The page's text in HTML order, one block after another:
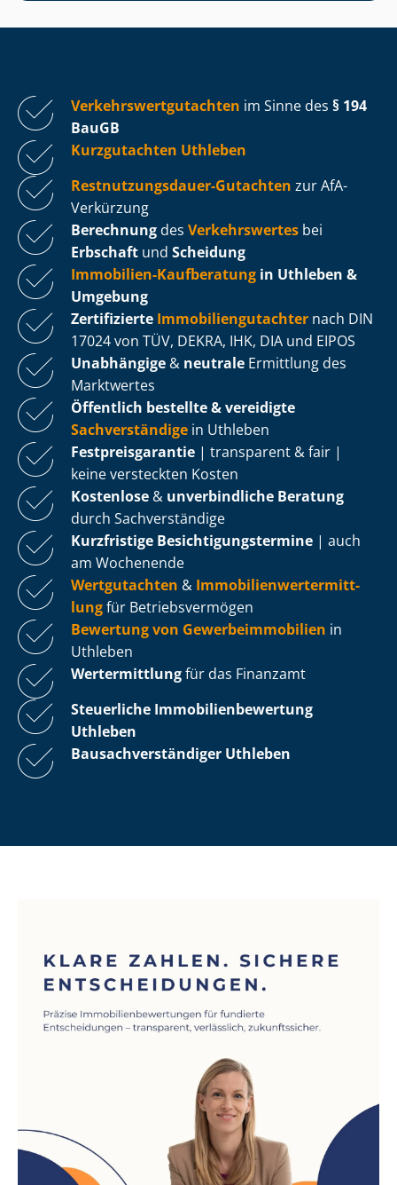
Ver­kehrs­wert­gut­ach­ten im Sinne des § 194
BauGB
Kurzgutachten Uthleben
Rest­nut­zungs­dau­er-Gutachten zur AfA-
Verkürzung
Berechnung des Verkehrswertes bei
Erbschaft und Scheidung
Immobilien-Kaufberatung in Uthleben &
Umgebung
Zertifizierte Im­mo­bi­li­en­gut­ach­ter nach DIN
17024 von TÜV, DEKRA, IHK, DIA und EIPOS
Unabhängige & neutrale Ermittlung des
Marktwertes
Öffentlich bestellte & vereidigte
Sachverständige in Uthleben
Fest­preis­ga­ran­tie | transparent & fair |
keine versteckten Kosten
Kostenlose & unverbindliche Beratung
durch Sachverständige
Kurzfristige Be­sich­ti­gungs­ter­mi­ne | auch
am Wochenende
Wertgutachten & Im­mo­bi­li­en­wert­ermitt­
lungfür Be­triebs­ver­mö­gen
Bewertung von Ge­wer­be­im­mo­bi­li­en in
Uthleben
Wertermittlungfür das Finanzamt
Steuerliche Im­mo­bi­li­en­be­wer­tung
Uthleben
Bau­sach­ver­stän­di­ger Uthleben